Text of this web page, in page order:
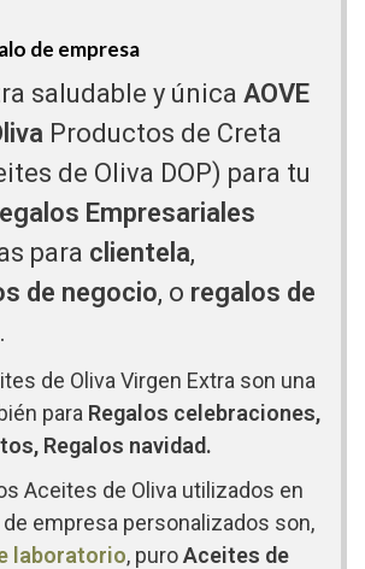
de empresa
saludable y única AOVE
Productos de Creta
de Oliva DOP) para tu
Empresariales
para clientela,
de negocio, o regalos de
.
de Oliva Virgen Extra son una
para Regalos celebraciones,
Regalos navidad.
Aceites de Oliva utilizados en
empresa personalizados son,
laboratorio, puroAceites de